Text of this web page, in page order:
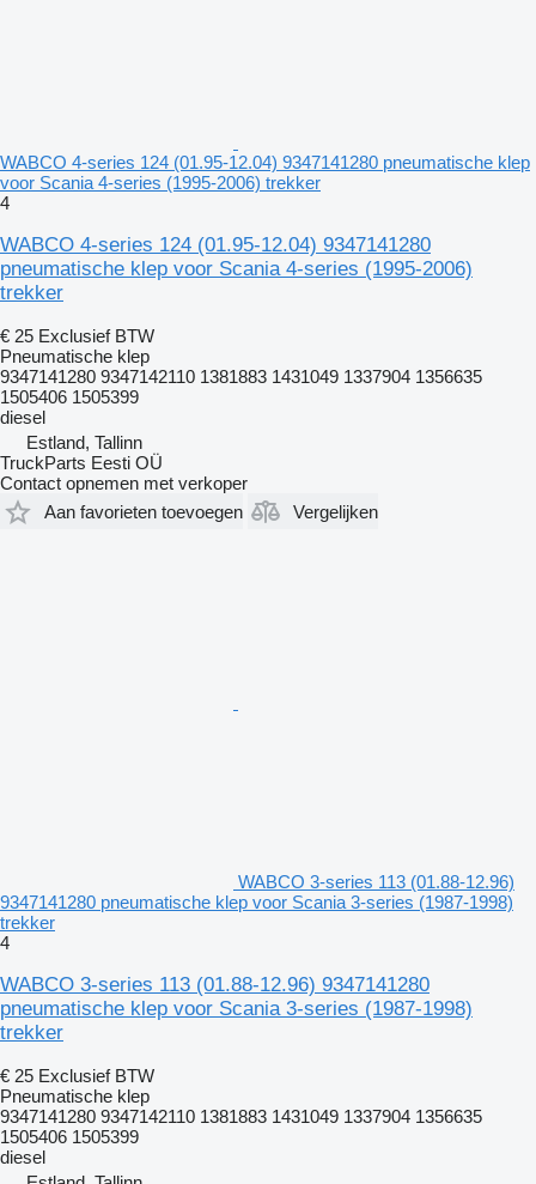
WABCO 4-series 124 (01.95-12.04) 9347141280 pneumatische klep
voor Scania 4-series (1995-2006) trekker
4
WABCO 4-series 124 (01.95-12.04) 9347141280
pneumatische klep voor Scania 4-series (1995-2006)
trekker
€ 25 Exclusief BTW
Pneumatische klep
9347141280 9347142110 1381883 1431049 1337904 1356635
1505406 1505399
diesel
Estland, Tallinn
TruckParts Eesti OÜ
Contact opnemen met verkoper
Aan favorieten toevoegen
Vergelijken
WABCO 3-series 113 (01.88-12.96)
9347141280 pneumatische klep voor Scania 3-series (1987-1998)
trekker
4
WABCO 3-series 113 (01.88-12.96) 9347141280
pneumatische klep voor Scania 3-series (1987-1998)
trekker
€ 25 Exclusief BTW
Pneumatische klep
9347141280 9347142110 1381883 1431049 1337904 1356635
1505406 1505399
diesel